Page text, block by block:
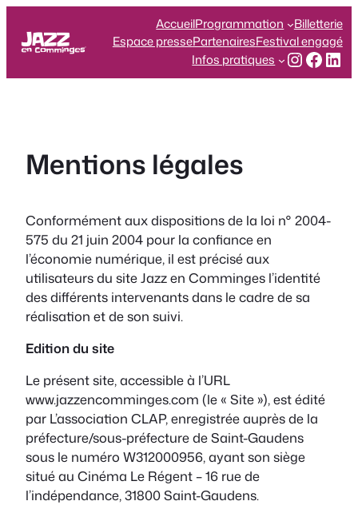
contenu
AccueilProgrammation
Billetterie
Espace pressePartenairesFestival engagé
Infos pratiques
Mentions légales
Conformément aux dispositions de la loi n° 2004-
575 du 21 juin 2004 pour la confiance en
l’économie numérique, il est précisé aux
utilisateurs du site Jazz en Comminges l’identité
des différents intervenants dans le cadre de sa
réalisation et de son suivi.
Edition du site
Le présent site, accessible à l’URL
www.jazzencomminges.com (le « Site »), est édité
par L’association CLAP, enregistrée auprès de la
préfecture/sous-préfecture de Saint-Gaudens
sous le numéro W312000956, ayant son siège
situé au Cinéma Le Régent – 16 rue de
l’indépendance, 31800 Saint-Gaudens.